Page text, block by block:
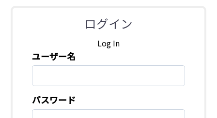
ログイン
Log In
ユーザー名
パスワード